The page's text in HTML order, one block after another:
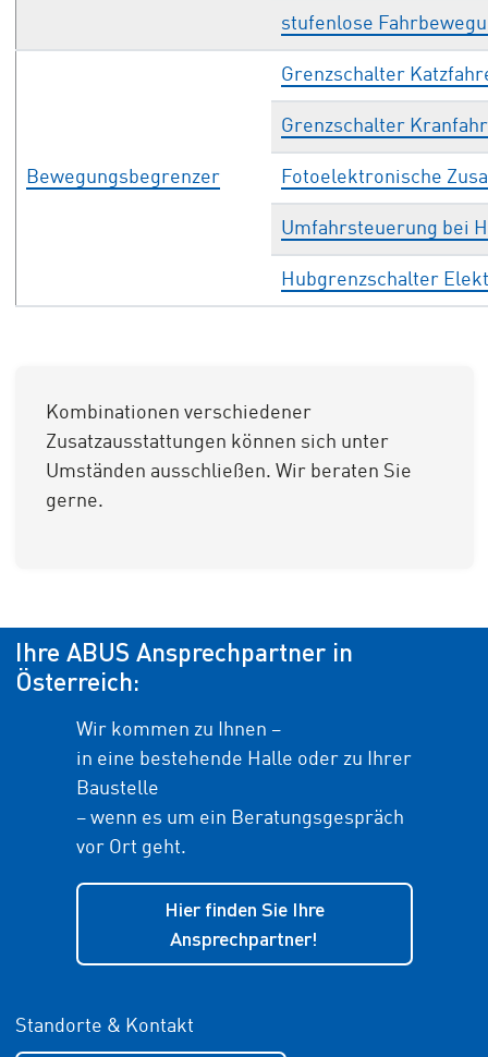
stufenlose
Bewegungsbegrenzer
Grenzschalter
Grenzschalter
Fotoelektronische
Umfahrsteuerung bei
Hubgrenzschalter
Kombinationen verschiedener
Zusatzausstattungen können sich unter
Umständen ausschließen. Wir beraten Sie
gerne.
Ihre ABUS Ansprechpartner in
Österreich:
Wir kommen zu Ihnen –
in eine bestehende Halle oder zu Ihrer
Baustelle
– wenn es um ein Beratungsgespräch
vor Ort geht.
Hier finden Sie Ihre
Ansprechpartner!
Standorte & Kontakt